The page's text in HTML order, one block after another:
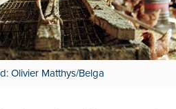
Olivier Matthys/Belga